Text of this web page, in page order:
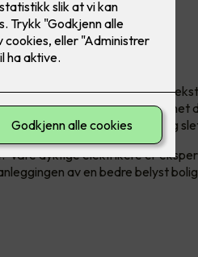
fremheve partier du synes er
designelementer i hjemmet
enestående design og rett og
Våre dyktige elektrikere er
av en bedre belyst